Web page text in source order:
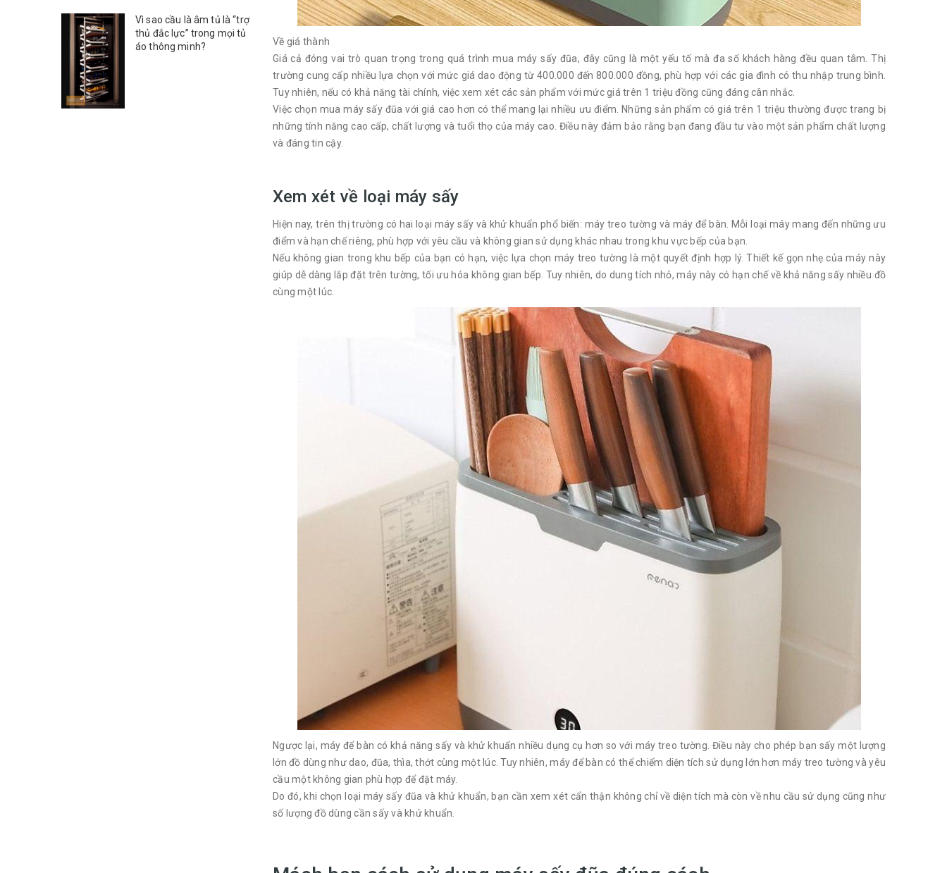
Về giá thành
Giá cả đóng vai trò quan trọng trong quá trình mua máy sấy đũa, đây cũng là một yếu tố mà đa số khách hàng đều quan tâm. Thị
trường cung cấp nhiều lựa chọn với mức giá dao động từ 400.000 đến 800.000 đồng, phù hợp với các gia đình có thu nhập trung bình.
Tuy nhiên, nếu có khả năng tài chính, việc xem xét các sản phẩm với mức giá trên 1 triệu đồng cũng đáng cân nhắc.
Việc chọn mua máy sấy đũa với giá cao hơn có thể mang lại nhiều ưu điểm. Những sản phẩm có giá trên 1 triệu thường được trang bị
những tính năng cao cấp, chất lượng và tuổi thọ của máy cao. Điều này đảm bảo rằng bạn đang đầu tư vào một sản phẩm chất lượng
và đáng tin cậy.
Xem xét về loại máy sấy
Hiện nay, trên thị trường có hai loại máy sấy và khử khuẩn phổ biến: máy treo tường và máy để bàn. Mỗi loại máy mang đến những ưu
điểm và hạn chế riêng, phù hợp với yêu cầu và không gian sử dụng khác nhau trong khu vực bếp của bạn.
Nếu không gian trong khu bếp của bạn có hạn, việc lựa chọn máy treo tường là một quyết định hợp lý. Thiết kế gọn nhẹ của máy này
giúp dễ dàng lắp đặt trên tường, tối ưu hóa không gian bếp. Tuy nhiên, do dung tích nhỏ, máy này có hạn chế về khả năng sấy nhiều đồ
cùng một lúc.
Ngược lại, máy để bàn có khả năng sấy và khử khuẩn nhiều dụng cụ hơn so với máy treo tường. Điều này cho phép bạn sấy một lượng
lớn đồ dùng như dao, đũa, thìa, thớt cùng một lúc. Tuy nhiên, máy để bàn có thể chiếm diện tích sử dụng lớn hơn máy treo tường và yêu
cầu một không gian phù hợp để đặt máy.
Do đó, khi chọn loại máy sấy đũa và khử khuẩn, bạn cần xem xét cẩn thận không chỉ về diện tích mà còn về nhu cầu sử dụng cũng như
số lượng đồ dùng cần sấy và khử khuẩn.
Vì sao cầu là âm tủ là “trợ
thủ đắc lực” trong mọi tủ
áo thông minh?